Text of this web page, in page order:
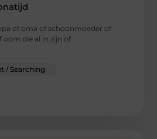
of oma of schoonmoeder of
oom die al in zijn of
/ Searching